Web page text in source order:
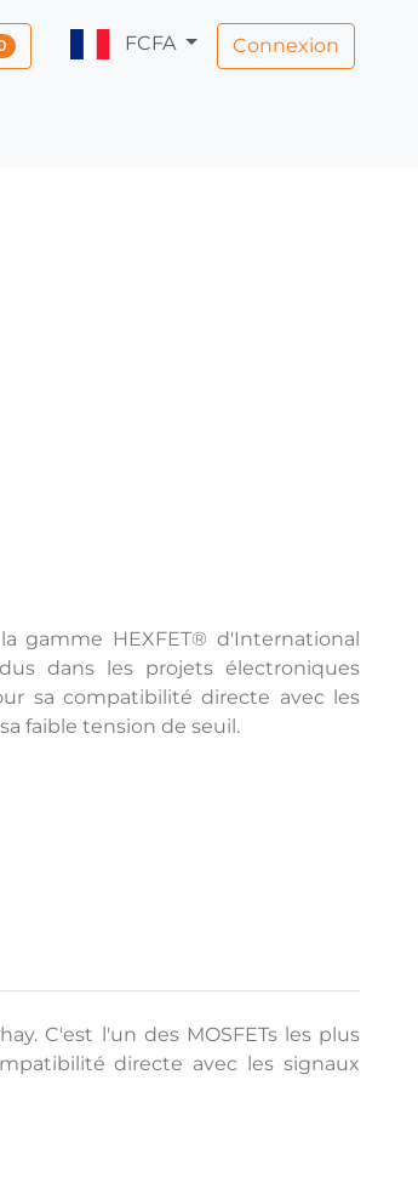
FCFA Connexion
gamme HEXFET® d'International
dans les projets électroniques
sa compatibilité directe avec les
faible tension de seuil.
C'est l'un des MOSFETs les plus
directe avec les signaux